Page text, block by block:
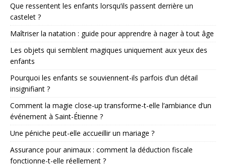
Que ressentent les enfants lorsqu’ils passent derrière un
castelet ?
Maîtriser la natation : guide pour apprendre à nager à tout âge
Les objets qui semblent magiques uniquement aux yeux des
enfants
Pourquoi les enfants se souviennent-ils parfois d’un détail
insignifiant ?
Comment la magie close-up transforme-t-elle l’ambiance d’un
événement à Saint-Étienne ?
Une péniche peut-elle accueillir un mariage ?
Assurance pour animaux : comment la déduction fiscale
fonctionne-t-elle réellement ?